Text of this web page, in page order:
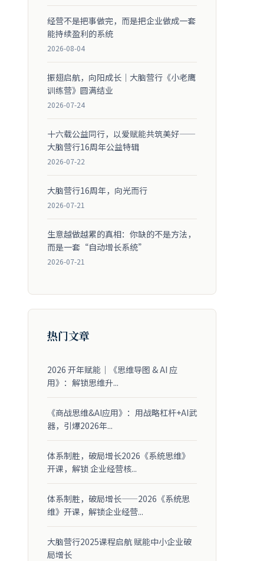
经营不是把事做完，而是把企业做成一套
能持续盈利的系统
2026-08-04
振翅启航，向阳成长｜大脑营行《小老鹰
训练营》圆满结业
2026-07-24
十六载公益同行，以爱赋能共筑美好——
大脑营行16周年公益特辑
2026-07-22
大脑营行16周年，向光而行
2026-07-21
生意越做越累的真相：你缺的不是方法，
而是一套“自动增长系统”
2026-07-21
热门文章
2026 开年赋能｜《思维导图 & AI 应
用》：解锁思维升...
《商战思维&AI应用》：用战略杠杆+AI武
器，引爆2026年...
体系制胜，破局增长2026《系统思维》
开课，解锁 企业经营核...
体系制胜，破局增长——2026《系统思
维》开课，解锁企业经营...
大脑营行2025课程启航 赋能中小企业破
局增长